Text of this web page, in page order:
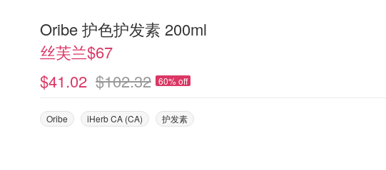
Oribe 护色护发素 200ml
丝芙兰$67
$41.02 $102.32 60% off
Oribe iHerb CA (CA) 护发素